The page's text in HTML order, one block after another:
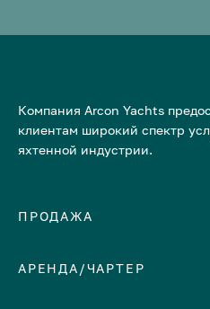
Компания Arcon Yachts
клиентам широкий спектр
яхтенной индустрии.
ПРОДАЖА
Количество кают
АРЕНДА/ЧАРТЕР